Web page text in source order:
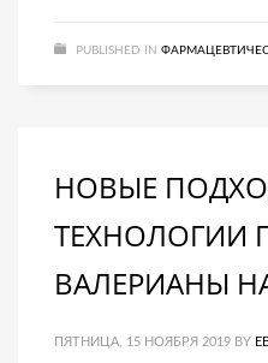
PUBLISHED IN
НОВЫЕ
ТЕХНОЛОГИИ
ВАЛЕРИАНЫ
ПЯТНИЦА, 15 НОЯБРЯ 2019 BY